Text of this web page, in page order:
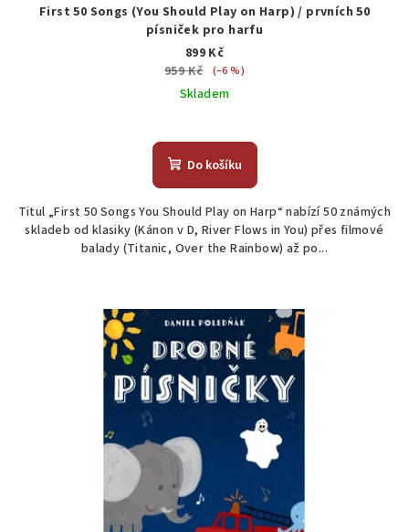
First 50 Songs (You Should Play on Harp) / prvních 50
písniček pro harfu
899 Kč
959 Kč
(–6 %)
Skladem
Do košíku
Titul „First 50 Songs You Should Play on Harp“ nabízí 50 známých
skladeb od klasiky (Kánon v D, River Flows in You) přes filmové
balady (Titanic, Over the Rainbow) až po...